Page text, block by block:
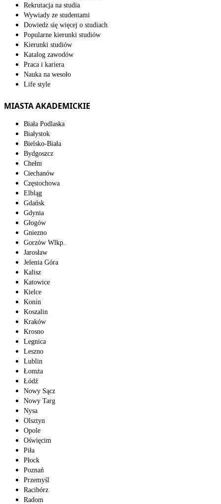
Rekrutacja na studia
Wywiady ze studentami
Dowiedz się więcej o studiach
Popularne kierunki studiów
Kierunki studiów
Katalog zawodów
Praca i kariera
Nauka na wesoło
Life style
MIASTA AKADEMICKIE
Biała Podlaska
Białystok
Bielsko-Biała
Bydgoszcz
Chełm
Ciechanów
Częstochowa
Elbląg
Gdańsk
Gdynia
Głogów
Gniezno
Gorzów Wlkp.
Jarosław
Jelenia Góra
Kalisz
Katowice
Kielce
Konin
Koszalin
Kraków
Krosno
Legnica
Leszno
Lublin
Łomża
Łódź
Nowy Sącz
Nowy Targ
Nysa
Olsztyn
Opole
Oświęcim
Piła
Płock
Poznań
Przemyśl
Racibórz
Radom